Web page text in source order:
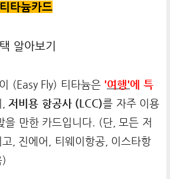
타늄카드
알아보기
(Easy Fly) 티타늄은'여행'에 특
저비용 항공사 (LCC)를 자주 이용
을 만한 카드입니다. (단, 모든 저
, 진에어, 티웨이항공, 이스타항
)